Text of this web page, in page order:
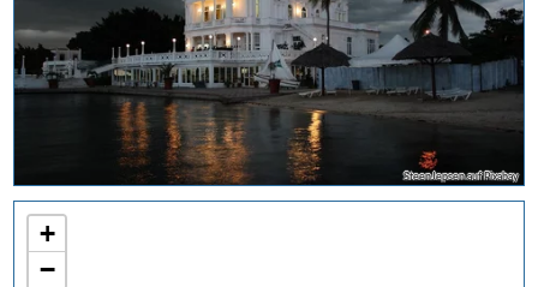
SteenJepsen auf Pixabay
+
−